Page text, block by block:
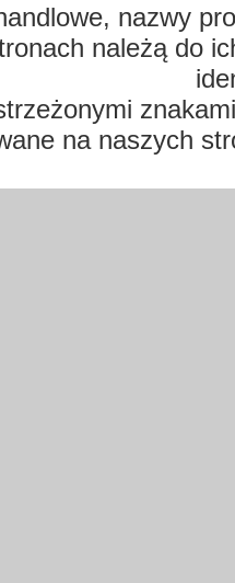
nazwy
należą do
na naszych